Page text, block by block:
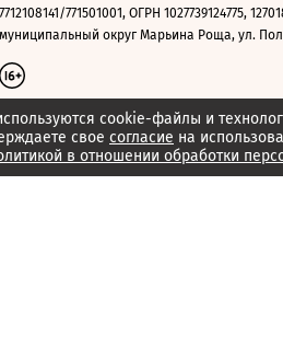
cookie-файлы и
свое согласие на
в отношении обработки
7712108141/771501001, ОГРН 1027739124775,
муниципальный округ Марьина Роща, ул.